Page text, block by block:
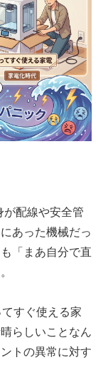
配線や安全管
あった機械だっ
「まあ自分で直
すぐ使える家
らしいことなん
トの異常に対す